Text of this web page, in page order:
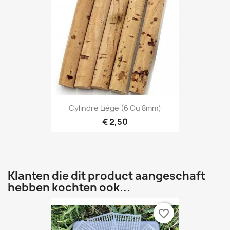
Cylindre Liège (6 Ou 8mm)
€ 2,50
Klanten die dit product aangeschaft
hebben kochten ook...
favorite_border